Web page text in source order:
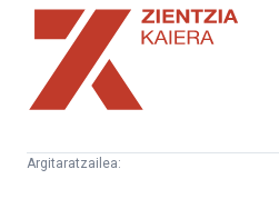
Zientzia
Kaiera
Argitaratzailea: